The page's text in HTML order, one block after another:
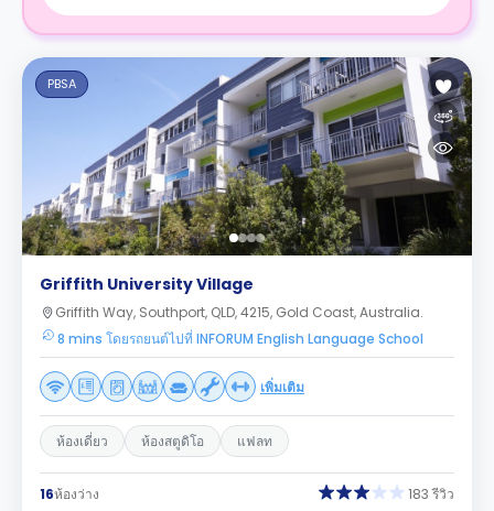
PBSA
Griffith University Village
Griffith Way, Southport, QLD, 4215, Gold Coast, Australia.
8 mins โดยรถยนต์ไปที่ INFORUM English Language School
เพิ่มเติม
ห้องเดี่ยว ห้องสตูดิโอ แฟลท
16ห้องว่าง 183 รีวิว